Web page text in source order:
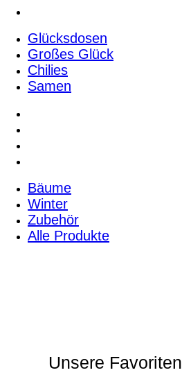
Glücksdosen
Großes Glück
Chilies
Samen
Bäume
Winter
Zubehör
Alle Produkte
Unsere Favoriten